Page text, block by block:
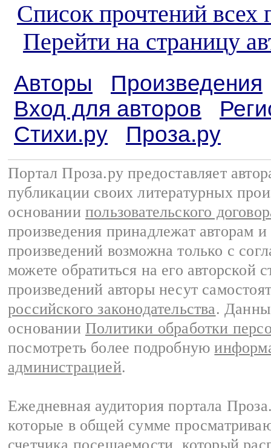
Список прочтений всех
Перейти на страницу
Авторы
Произведения
Вход для авторов
Стихи.ру
Проза.ру
Портал Проза.ру предоставляет
публикации своих литературных
основании пользовательского
произведения принадлежат авторам
произведений возможна только с
можете обратиться на его авторской
произведений авторы несут
российского законодательства.
основании Политики обработки
посмотреть более подробную
администрацией.
Ежедневная аудитория портала
которые в общей сумме
счетчика посещаемости, который